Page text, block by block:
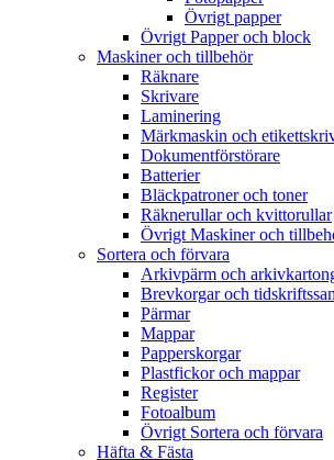
Övrigt papper
Övrigt Papper och block
Maskiner och tillbehör
Räknare
Skrivare
Laminering
Märkmaskin och
Dokumentförstörare
Batterier
Bläckpatroner och toner
Räknerullar och kvittorullar
Övrigt Maskiner och
Sortera och förvara
Arkivpärm och
Brevkorgar och
Pärmar
Mappar
Papperskorgar
Plastfickor och mappar
Register
Fotoalbum
Övrigt Sortera och förvara
Häfta & Fästa